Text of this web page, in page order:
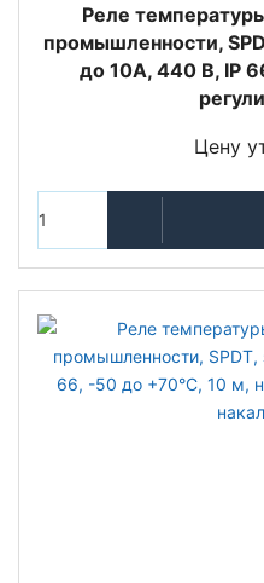
Реле
промышленности,
до 10А, 440 В, IP
Цену